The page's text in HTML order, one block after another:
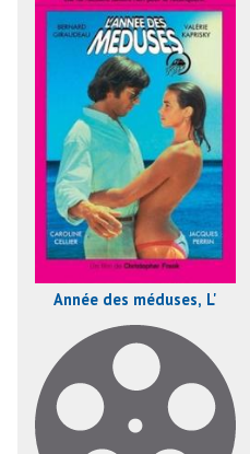
Année des méduses, L'